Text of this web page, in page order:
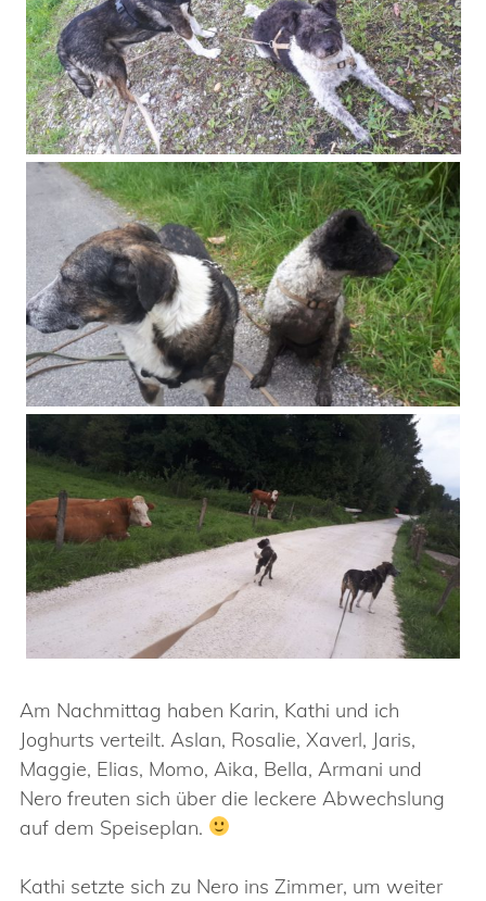
Am Nachmittag haben Karin, Kathi und ich
Joghurts verteilt. Aslan, Rosalie, Xaverl, Jaris,
Maggie, Elias, Momo, Aika, Bella, Armani und
Nero freuten sich über die leckere Abwechslung
auf dem Speiseplan.
Kathi setzte sich zu Nero ins Zimmer, um weiter